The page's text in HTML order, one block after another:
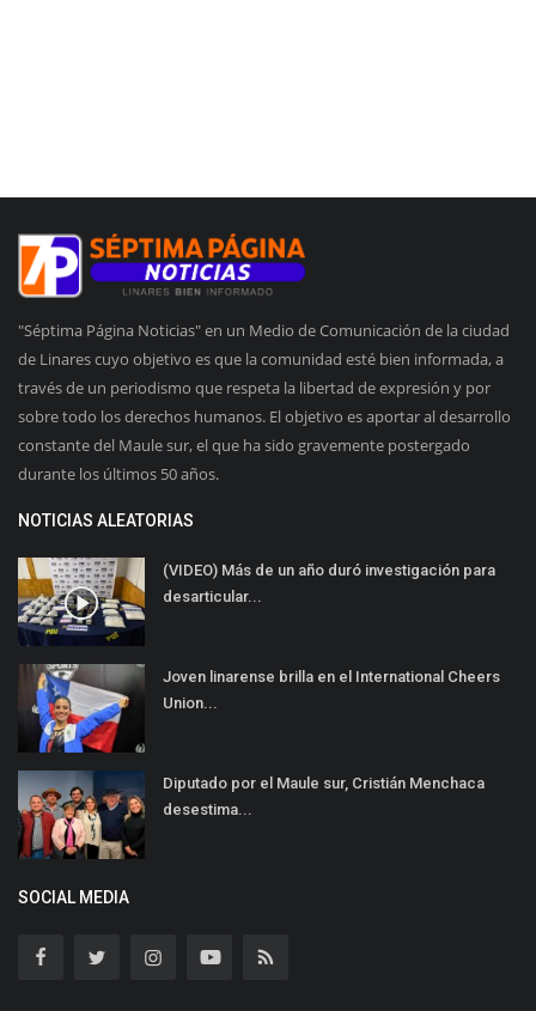
"Séptima Página Noticias" en un Medio de Comunicación de la ciudad
de Linares cuyo objetivo es que la comunidad esté bien informada, a
través de un periodismo que respeta la libertad de expresión y por
sobre todo los derechos humanos. El objetivo es aportar al desarrollo
constante del Maule sur, el que ha sido gravemente postergado
durante los últimos 50 años.
NOTICIAS ALEATORIAS
(VIDEO) Más de un año duró investigación para
desarticular...
Joven linarense brilla en el International Cheers
Union...
Diputado por el Maule sur, Cristián Menchaca
desestima...
SOCIAL MEDIA